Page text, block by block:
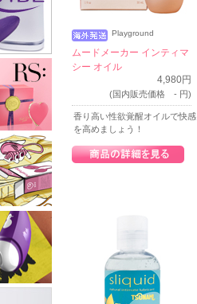
Playground
ムードメーカー インティマ
シー オイル
4,980円
(国内販売価格 - 円)
香り高い性欲覚醒オイルで快感
を高めましょう！